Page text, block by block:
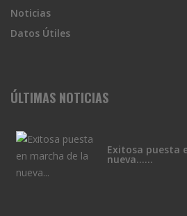
Noticias
Datos Útiles
ÚLTIMAS NOTICIAS
Exitosa puesta
nueva......